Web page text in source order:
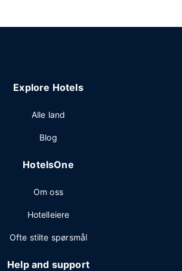
Explore Hotels
Alle land
Blog
HotelsOne
Om oss
Hotelleiere
Ofte stilte spørsmål
Help and support